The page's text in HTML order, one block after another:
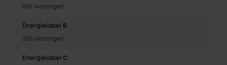
596 woningen
Energielabel B
300 woningen
Energielabel C